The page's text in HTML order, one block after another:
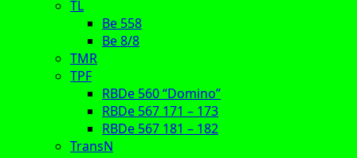
TL
Be 558
Be 8/8
TMR
TPF
RBDe 560 “Domino”
RBDe 567 171 – 173
RBDe 567 181 – 182
TransN